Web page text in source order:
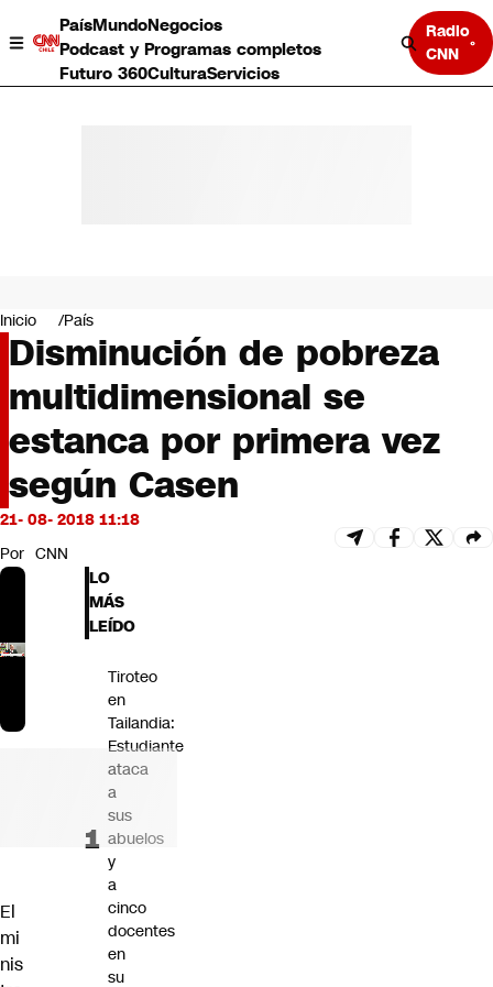
PaísMundoNegocios
Podcast y Programas completos
Futuro 360CulturaServicios
Radio
CNN
Negocios
Deportes
Programas completos
Cultura
Servicios
Bits
CNN Data
CNN tiempo
Futuro 360
Inicio País
Disminución de pobreza
multidimensional se
estanca por primera vez
según Casen
21- 08- 2018 11:18
Por CNN
El
mi
nis
LO
MÁS
LEÍDO
Tiroteo
en
Tailandia:
Estudiante
ataca
a
sus
abuelos
y
a
cinco
docentes
en
su